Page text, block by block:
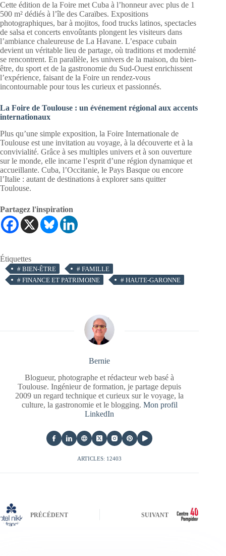
Cette édition de la Foire met Cuba à l’honneur avec plus de 1
500 m² dédiés à l’île des Caraïbes. Expositions
photographiques, bar à mojitos, food trucks latinos, spectacles
de salsa et concerts envoûtants plongent les visiteurs dans
l’ambiance chaleureuse de La Havane. L’espace cubain
devient un véritable lieu de partage, où traditions et modernité
se rencontrent. En parallèle, les univers de la maison, du bien-
être, du sport et de la gastronomie du Sud-Ouest enrichissent
l’expérience, faisant de la Foire un rendez-vous
incontournable pour tous les curieux et passionnés.
La Foire de Toulouse : un événement régional aux accents
internationaux
Plus qu’une simple exposition, la Foire Internationale de
Toulouse est une invitation au voyage, à la découverte et à la
convivialité. Grâce à ses multiples univers et à son ouverture
sur le monde, elle incarne l’esprit d’une région dynamique et
accueillante. Cuba, l’Occitanie, le Pays Basque ou encore
l’Italie : autant de destinations à explorer sans quitter
Toulouse.
Partagez l'inspiration
Étiquettes
# BIEN-ÊTRE # FAMILLE
# FINANCE ET PATRIMOINE # HAUTE-GARONNE
Bernie
Blogueur, photographe et rédacteur web basé à
Toulouse. Ingénieur de formation, je partage depuis
2009 un regard technique et curieux sur le voyage, la
culture, la gastronomie et le blogging. Mon profil
LinkedIn
ARTICLES: 12403
PRÉCÉDENT SUIVANT